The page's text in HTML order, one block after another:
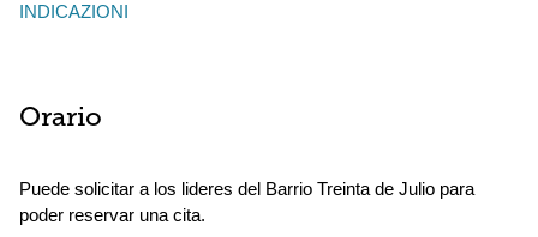
INDICAZIONI
Orario
Puede solicitar a los lideres del Barrio Treinta de Julio para
poder reservar una cita.